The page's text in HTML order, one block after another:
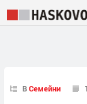
ВСемейни